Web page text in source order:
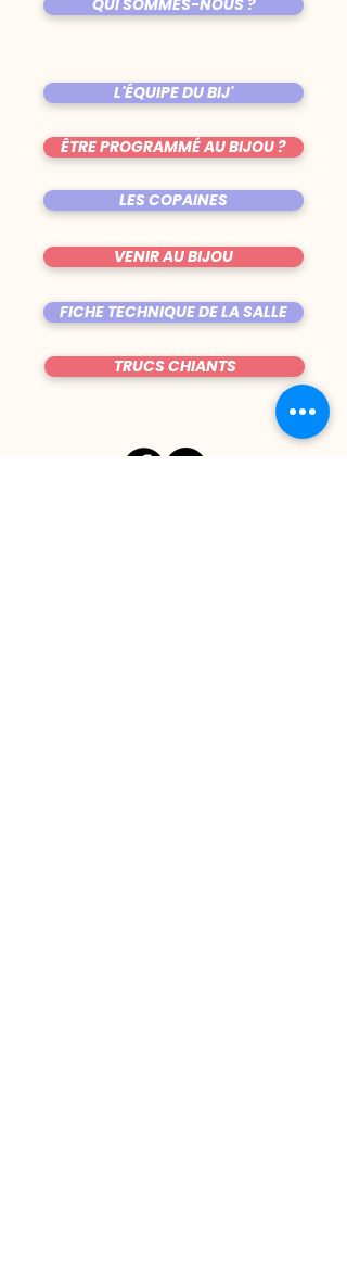
QUI SOMMES-NOUS ?
L'ÉQUIPE DU BIJ'
ÊTRE PROGRAMMÉ AU BIJOU ?
LES COPAINES
VENIR AU BIJOU
FICHE TECHNIQUE DE LA SALLE
TRUCS CHIANTS